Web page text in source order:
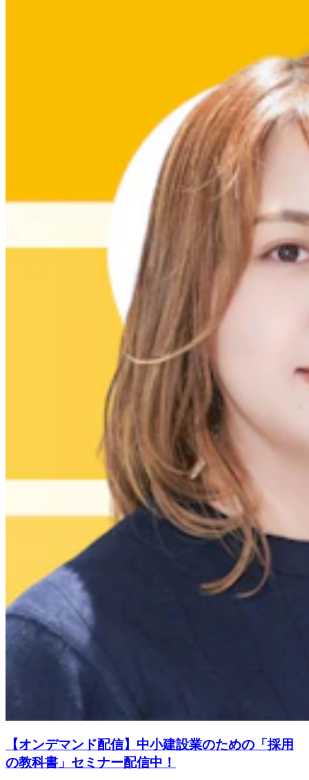
【オンデマンド配信】中小建設業のための「採用
の教科書」セミナー配信中！